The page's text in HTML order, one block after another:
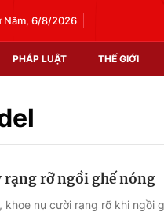
Năm, 6/8/2026
PHÁP LUẬT THẾ GIỚI
Xã hội
rạng rỡ ngồi ghế nóng
nụ cười rạng rỡ khi ngồi